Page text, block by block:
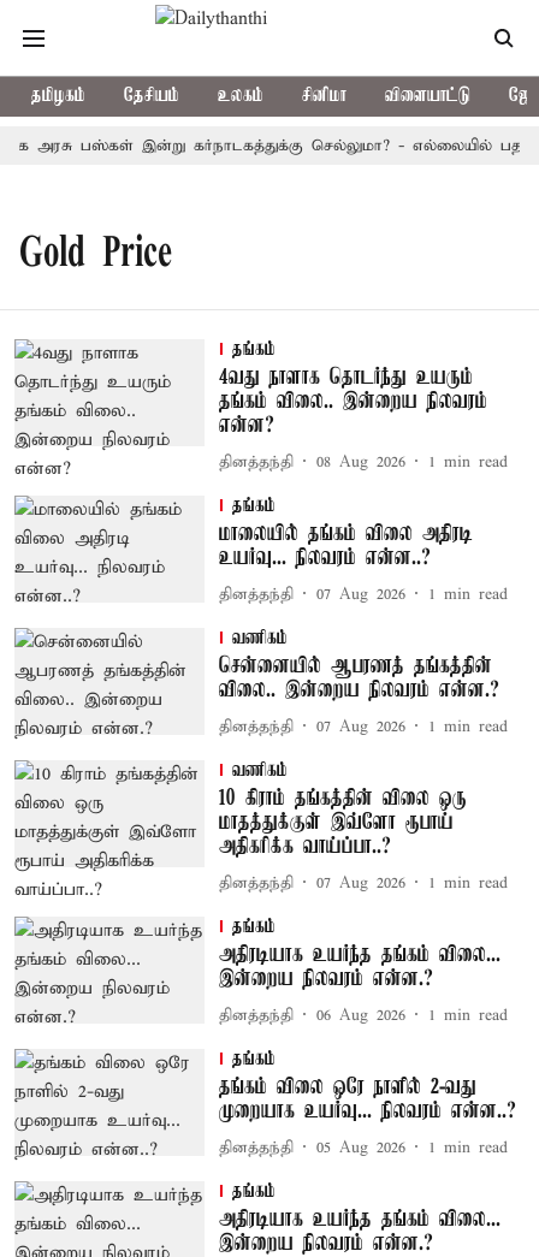
தமிழகம் தேசியம் உலகம் சினிமா விளையாட்டு
அரசு பஸ்கள் இன்று கர்நாடகத்துக்கு செல்லுமா? - எல்லையில்
Gold Price
தங்கம்
4வது நாளாக தொடர்ந்து உயரும்
தங்கம் விலை.. இன்றைய நிலவரம்
என்ன?
தினத்தந்தி 08 Aug 2026 1 min read
தங்கம்
மாலையில் தங்கம் விலை அதிரடி
உயர்வு... நிலவரம் என்ன..?
தினத்தந்தி 07 Aug 2026 1 min read
வணிகம்
சென்னையில் ஆபரணத் தங்கத்தின்
விலை.. இன்றைய நிலவரம் என்ன.?
தினத்தந்தி 07 Aug 2026 1 min read
வணிகம்
10 கிராம் தங்கத்தின் விலை ஒரு
மாதத்துக்குள் இவ்ளோ ரூபாய்
அதிகரிக்க வாய்ப்பா..?
தினத்தந்தி 07 Aug 2026 1 min read
தங்கம்
அதிரடியாக உயர்ந்த தங்கம் விலை...
இன்றைய நிலவரம் என்ன.?
தினத்தந்தி 06 Aug 2026 1 min read
தங்கம்
தங்கம் விலை ஒரே நாளில் 2-வது
முறையாக உயர்வு... நிலவரம் என்ன..?
தினத்தந்தி 05 Aug 2026 1 min read
தங்கம்
அதிரடியாக உயர்ந்த தங்கம் விலை...
இன்றைய நிலவரம் என்ன.?